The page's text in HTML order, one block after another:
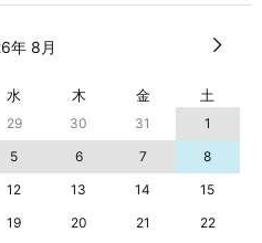
年 8月
水 木 金 土
29 30 31
1
5 6 7
8
12 13 14
15
19 20 21
22